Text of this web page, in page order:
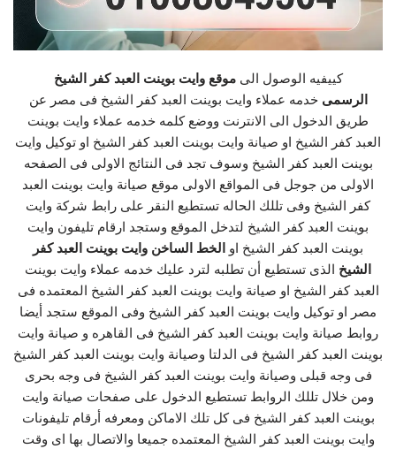
كييفيه الوصول الىموقع وايت بوينت العبد كفر الشيخ
الرسمى خدمه عملاء وايت بوينت العبد كفر الشيخ فى مصر عن
طريق الدخول الى الانترنت ووضع كلمه خدمه عملاء وايت بوينت
العبد كفر الشيخ او صيانة وايت بوينت العبد كفر الشيخ او توكيل وايت
بوينت العبد كفر الشيخ وسوف تجد فى النتائج الاولى فى الصفحه
الاولى من جوجل فى المواقع الاولى موقع صيانة وايت بوينت العبد
كفر الشيخ وفى تللك الحاله تستطيع النقر على رابط شركة وايت
بوينت العبد كفر الشيخ لتدخل الموقع وستجد ارقام تليفون وايت
بوينت العبد كفر الشيخ او الخط الساخن وايت بوينت العبد كفر
الشيخ الذى تستطيع أن تطلبه لترد عليك خدمه عملاء وايت بوينت
العبد كفر الشيخ او صيانة وايت بوينت العبد كفر الشيخ المعتمده فى
مصر او توكيل وايت بوينت العبد كفر الشيخ وفى الموقع ستجد أيضا
روابط صيانة وايت بوينت العبد كفر الشيخ فى القاهره و صيانة وايت
بوينت العبد كفر الشيخ فى الدلتا وصيانة وايت بوينت العبد كفر الشيخ
فى وجه قبلى وصيانة وايت بوينت العبد كفر الشيخ فى وجه بحرى
ومن خلال تللك الروابط تستطيع الدخول على صفحات صيانة وايت
بوينت العبد كفر الشيخ فى كل تلك الاماكن ومعرفه أرقام تليفونات
وايت بوينت العبد كفر الشيخ المعتمده جميعا والاتصال بها اى وقت